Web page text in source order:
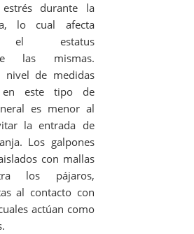
durante la
lo cual afecta
el estatus
las mismas.
nivel de medidas
en este tipo de
es menor al
la entrada de
Los galpones
con mallas
los pájaros,
al contacto con
actúan como